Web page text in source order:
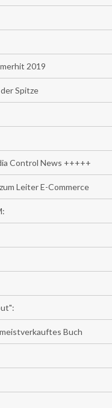
2019
Spitze
Control News +++++
Leiter E-Commerce
Buch